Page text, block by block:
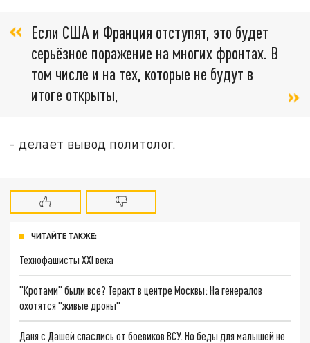
Если США и Франция отступят, это будет
серьёзное поражение на многих фронтах. В
том числе и на тех, которые не будут в
итоге открыты,
- делает вывод политолог.
ЧИТАЙТЕ ТАКЖЕ:
Технофашисты XXI века
"Кротами" были все? Теракт в центре Москвы: На генералов
охотятся "живые дроны"
Даня с Дашей спаслись от боевиков ВСУ. Но беды для малышей не